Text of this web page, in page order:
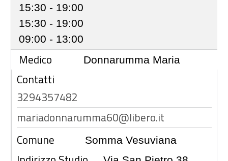
15:30 - 19:00
15:30 - 19:00
09:00 - 13:00
Medico Donnarumma Maria
Contatti
3294357482
mariadonnarumma60@libero.it
Comune
Somma Vesuviana